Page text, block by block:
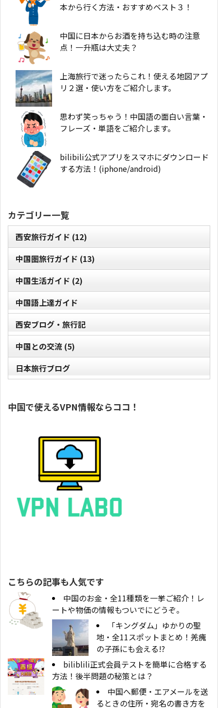
本から行く方法・おすすめベスト３！
中国に日本からお酒を持ち込む時の注意
点！一升瓶は大丈夫？
上海旅行で迷ったらこれ！使える地図アプ
リ２選・使い方をご紹介します。
思わず笑っちゃう！中国語の面白い言葉・
フレーズ・単語をご紹介します。
bilibili公式アプリをスマホにダウンロード
する方法！(iphone/android)
カテゴリー一覧
西安旅行ガイド (12)
中国圏旅行ガイド (13)
中国生活ガイド (2)
中国語上達ガイド
西安ブログ・旅行記
中国との交流 (5)
日本旅行ブログ
中国で使えるVPN情報ならココ！
こちらの記事も人気です
中国のお金・全11種類を一挙ご紹介！レ
ートや物価の情報もついでにどうぞ。
「キングダム」ゆかりの聖
地・全11スポットまとめ！羌瘣
の子孫にも会える!?
biliblili正式会員テストを簡単に合格する
方法！後半問題の秘策とは？
中国へ郵便・エアメールを送
るときの住所・宛名の書き方を